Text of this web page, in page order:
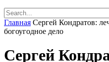
Главная Сергей Кондратов:
богоугодное дело
Сергей